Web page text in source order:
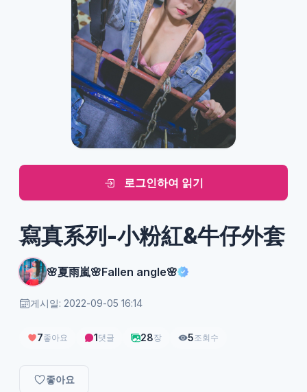
로그인하여 읽기
寫真系列-小粉紅&牛仔外套
🌸夏雨嵐🌸Fallen angle🌸
게시일: 2022-09-05 16:14
7좋아요 1댓글 28장 5조회수
좋아요